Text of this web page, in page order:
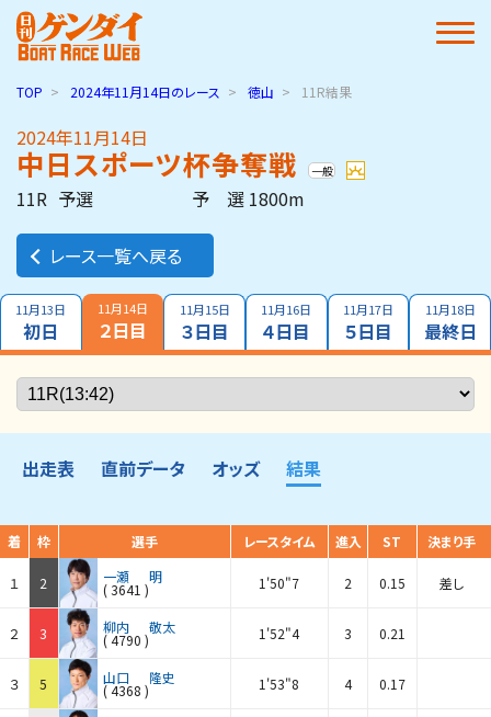
TOP 2024年11月14日のレース 徳山 11R結果
2024年11月14日
中日スポーツ杯争奪戦 一般
11R 予選 予 選 1800m
レース一覧へ戻る
11月13日
初日
11月14日
２日目
11月15日
３日目
11月16日
４日目
11月17日
５日目
11月18日
最終日
出走表 直前データ オッズ 結果
着 枠 選手 レースタイム 進入 ST 決まり手
１ 2 一瀬 明
(3641 ) 1'50"7 2 0.15 差し
２ 3 柳内 敬太
(4790 ) 1'52"4 3 0.21
３ 5 山口 隆史
(4368 ) 1'53"8 4 0.17